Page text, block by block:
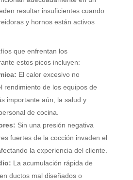
resultar insuficientes cuando
y hornos están activos
que enfrentan los
estos picos incluyen:
El calor excesivo no
rendimiento de los equipos de
importante aún, la salud y
de cocina.
Sin una presión negativa
fuertes de la cocción invaden el
la experiencia del cliente.
La acumulación rápida de
ductos mal diseñados o